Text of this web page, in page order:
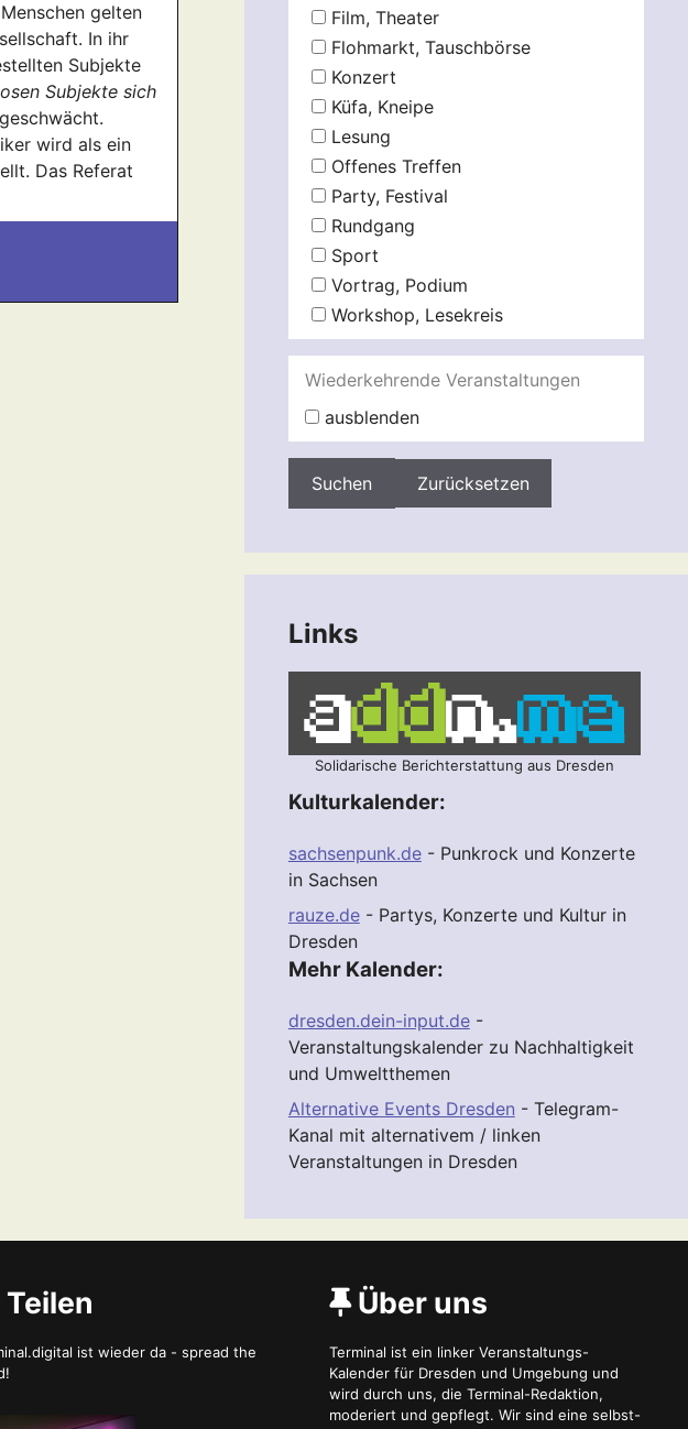
gelten
In ihr
Subjekte
Subjekte sich
wird als ein
Das Referat
Film, Theater
Flohmarkt, Tauschbörse
Konzert
Küfa, Kneipe
Lesung
Offenes Treffen
Party, Festival
Rundgang
Sport
Vortrag, Podium
Workshop, Lesekreis
Wiederkehrende Veranstaltungen
ausblenden
Zurücksetzen
Links
Solidarische Berichterstattung aus Dresden
Kulturkalender:
sachsenpunk.de- Punkrock und Konzerte
in Sachsen
rauze.de- Partys, Konzerte und Kultur in
Dresden
Mehr Kalender:
dresden.dein-input.de-
Veranstaltungskalender zu Nachhaltigkeit
und Umweltthemen
Alternative Events Dresden - Telegram-
Kanal mit alternativem / linken
Veranstaltungen in Dresden
Teilen
ist wieder da - spread the
Über uns
Terminal ist ein linker Veranstaltungs-
Kalender für Dresden und Umgebung und
wird durch uns, die Terminal-Redaktion,
moderiert und gepflegt. Wir sind eine selbst-